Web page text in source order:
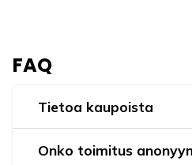
FAQ
Tietoa kaupoista
Onko toimitus